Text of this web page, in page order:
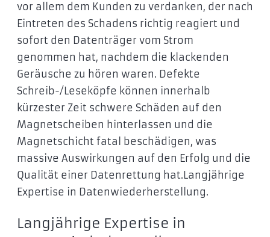
vor allem dem Kunden zu verdanken, der nach
Eintreten des Schadens richtig reagiert und
sofort den Datenträger vom Strom
genommen hat, nachdem die klackenden
Geräusche zu hören waren. Defekte
Schreib-/Leseköpfe können innerhalb
kürzester Zeit schwere Schäden auf den
Magnetscheiben hinterlassen und die
Magnetschicht fatal beschädigen, was
massive Auswirkungen auf den Erfolg und die
Qualität einer Datenrettung hat.Langjährige
Expertise in Datenwiederherstellung.
Langjährige Expertise in